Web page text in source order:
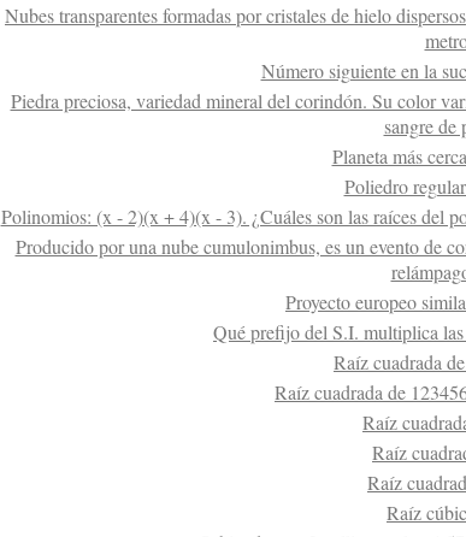
Nubes transparentes formadas por cristales de hielo
Número siguiente en la
Piedra preciosa, variedad mineral del corindón. Su color
sangre de
Planeta más
Poliedro
Polinomios: (x - 2)(x + 4)(x - 3). ¿Cuáles son las raíces del
Producido por una nube cumulonimbus, es un evento de
Proyecto europeo
Qué prefijo del S.I. multiplica
Raíz cuadrada
Raíz cuadrada de
Raíz
Raíz
Raíz
Raíz